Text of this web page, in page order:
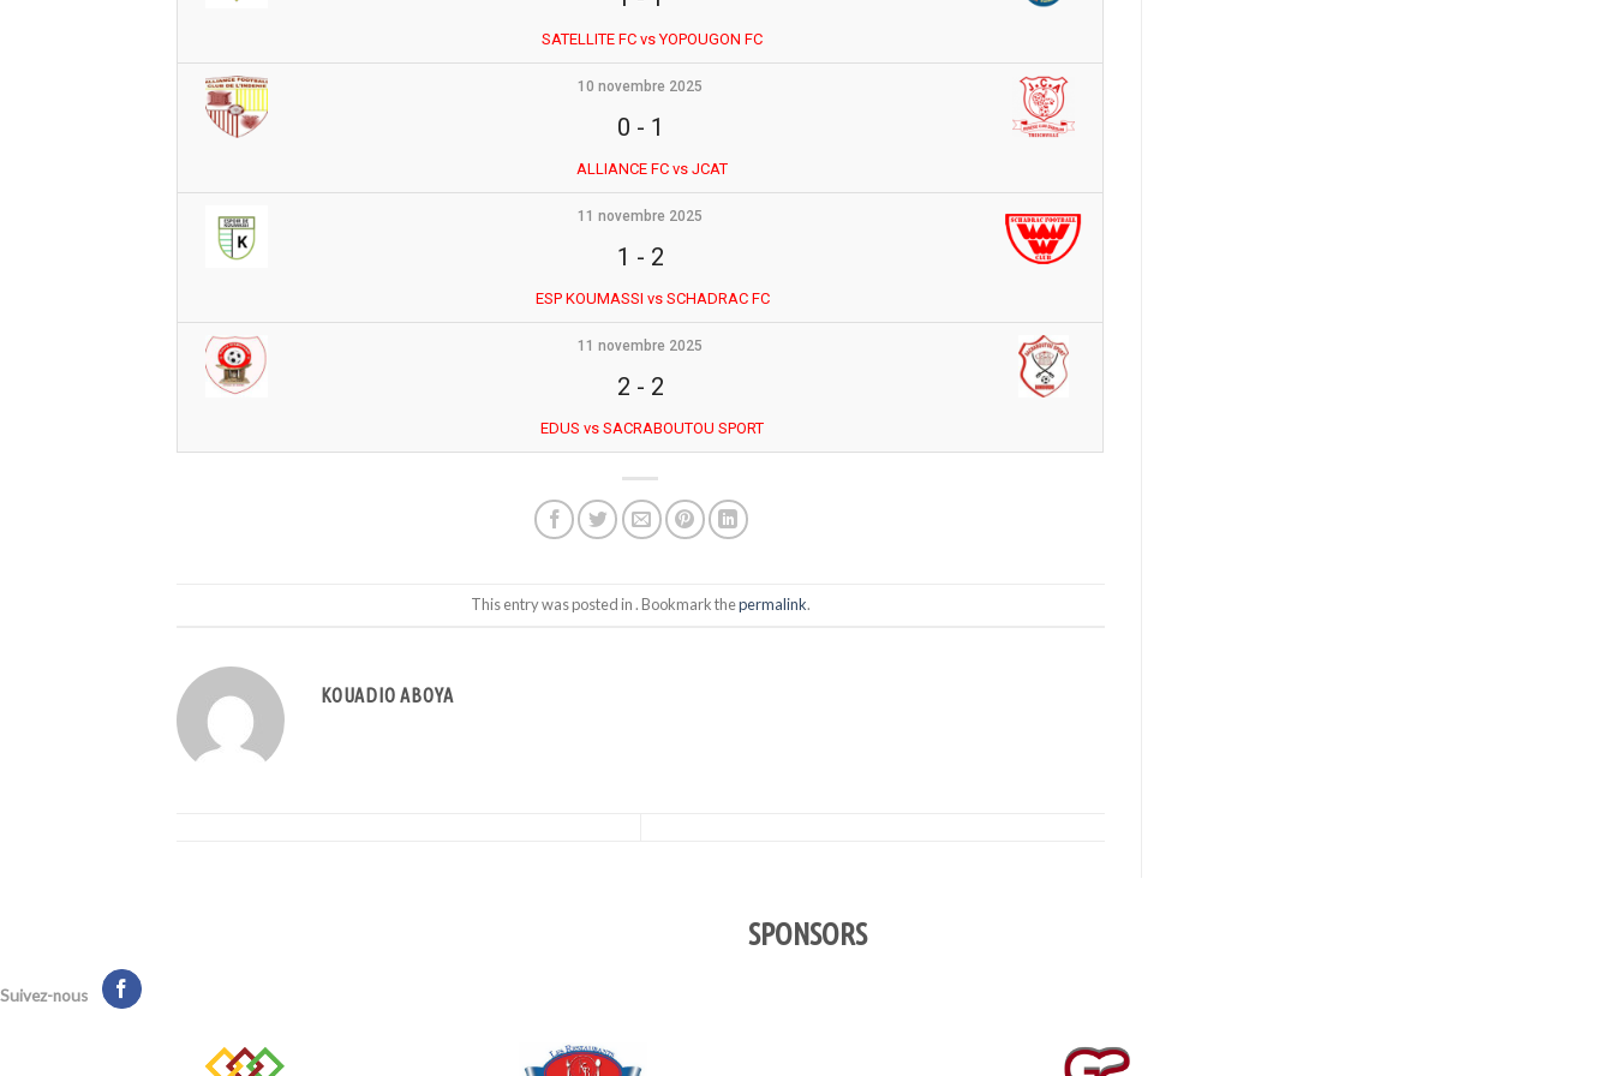
SATELLITE FC vs YOPOUGON FC
10 novembre 2025
0 - 1
ALLIANCE FC vs JCAT
11 novembre 2025
1 - 2
ESP KOUMASSI vs SCHADRAC FC
11 novembre 2025
2 - 2
EDUS vs SACRABOUTOU SPORT
This entry was posted in . Bookmark thepermalink.
KOUADIO ABOYA
SPONSORS
Suivez-nous